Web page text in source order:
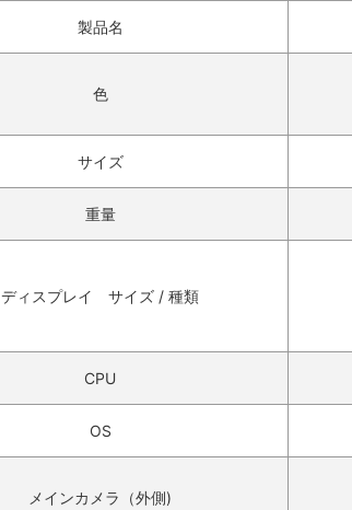
製品名
色
サイズ
重量
ディスプレイ サイズ / 種類
CPU
OS
メインカメラ（外側)